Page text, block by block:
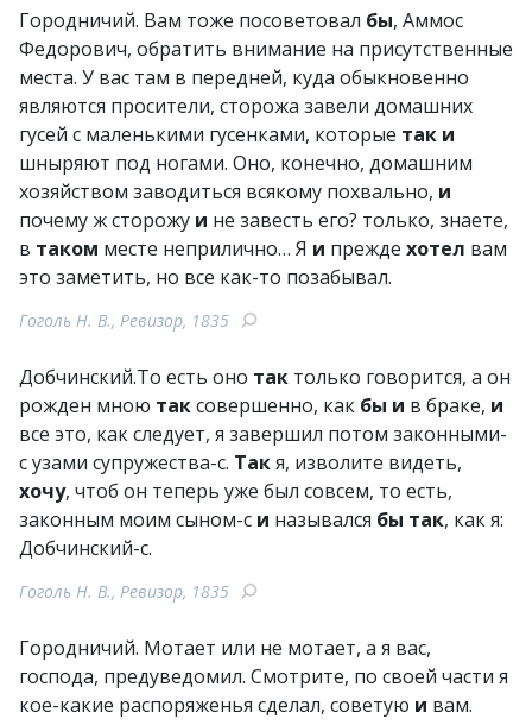
Городничий. Вам тоже посоветовал бы, Аммос
Федорович, обратить внимание на присутственные
места. У вас там в передней, куда обыкновенно
являются просители, сторожа завели домашних
гусей с маленькими гусенками, которые так и
шныряют под ногами. Оно, конечно, домашним
хозяйством заводиться всякому похвально, и
почему ж сторожу и не завесть его? только, знаете,
в таком месте неприлично… Я и прежде хотел вам
это заметить, но все как-то позабывал.
Гоголь Н. В., Ревизор, 1835
Добчинский.То есть оно так только говорится, а он
рожден мною таксовершенно, как бы и в браке, и
все это, как следует, я завершил потом законными-
с узами супружества-с. Такя, изволите видеть,
хочу, чтоб он теперь уже был совсем, то есть,
законным моим сыном-с и назывался бы так, как я:
Добчинский-с.
Гоголь Н. В., Ревизор, 1835
Городничий. Мотает или не мотает, а я вас,
господа, предуведомил. Смотрите, по своей части я
кое-какие распоряженья сделал, советую и вам.